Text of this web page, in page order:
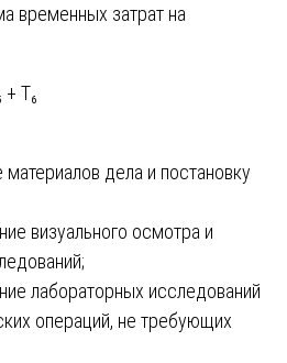
временных затрат на
+ T₆
дела и постановку
визуального осмотра и
лабораторных исследований
операций, не требующих